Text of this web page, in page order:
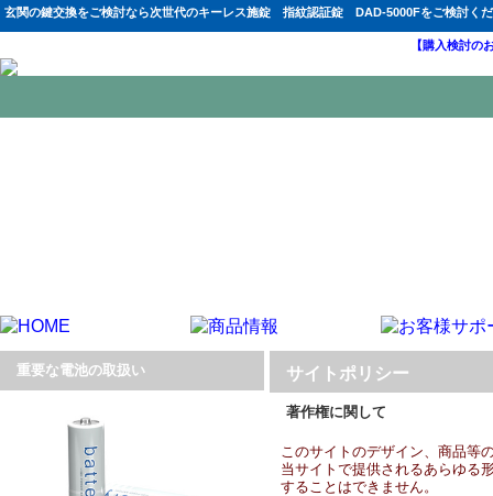
玄関の鍵交換をご検討なら次世代のキーレス施錠 指紋認証錠 DAD-5000Fをご検討く
【購入検討
重要な電池の取扱い サイトポリシー
著作権に関して
このサイトのデザイン、商品等
当サイトで提供されるあらゆる
することはできません。